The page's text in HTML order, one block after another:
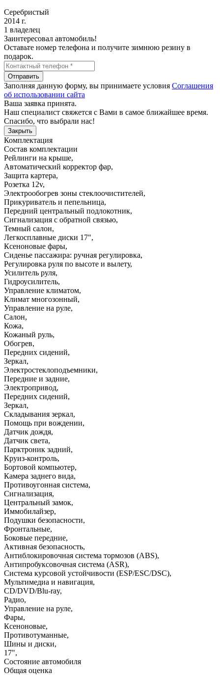
Серебристый
2014 г.
1 владелец
Заинтересовал автомобиль!
Оставьте номер телефона и получите зимнюю резину в
подарок.
Отправить
Заполняя данную форму, вы принимаете условия Соглашения
об использовании сайта
Ваша заявка принята.
Наш специалист свяжется с Вами в самое ближайшее время.
Спасибо, что выбрали нас!
Закрыть
Комплектация
Состав комплектации
Рейлинги на крыше,
Автоматический корректор фар,
Защита картера,
Розетка 12v,
Электрообогрев зоны стеклоочистителей,
Прикуриватель и пепельница,
Передний центральный подлокотник,
Сигнализация с обратной связью,
Темный салон,
Легкосплавные диски 17",
Ксеноновые фары,
Сиденье пассажира: ручная регулировка,
Регулировка руля по высоте и вылету,
Усилитель руля,
Гидроусилитель,
Управление климатом,
Климат многозонный,
Управление на руле,
Салон,
Кожа,
Кожаный руль,
Обогрев,
Передних сидений,
Зеркал,
Электростеклоподъемники,
Передние и задние,
Электропривод,
Передних сидений,
Зеркал,
Складывания зеркал,
Помощь при вождении,
Датчик дождя,
Датчик света,
Парктроник задний,
Круиз-контроль,
Бортовой компьютер,
Камера заднего вида,
Противоугонная система,
Сигнализация,
Центральный замок,
Иммобилайзер,
Подушки безопасности,
Фронтальные,
Боковые передние,
Активная безопасность,
Антиблокировочная система тормозов (ABS),
Антипробуксовочная система (ASR),
Система курсовой устойчивости (ESP/ESC/DSC),
Мультимедиа и навигация,
CD/DVD/Blu-ray,
Радио,
Управление на руле,
Фары,
Ксеноновые,
Противотуманные,
Шины и диски,
17",
Состояние автомобиля
Общая оценка